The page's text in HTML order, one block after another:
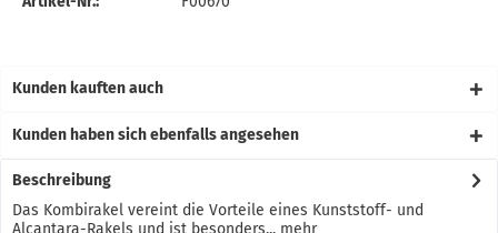
Kunden kauften auch
Kunden haben sich ebenfalls angesehen
Beschreibung
Das Kombirakel vereint die Vorteile eines Kunststoff- und
Alcantara-Rakels und ist besonders... mehr